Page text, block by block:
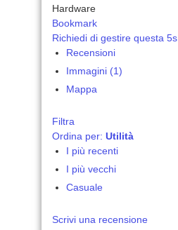
Hardware
Bookmark
Richiedi di gestire questa 5s
Recensioni
Immagini (1)
Mappa
Filtra
Ordina per: Utilità
I più recenti
I più vecchi
Casuale
Scrivi una recensione